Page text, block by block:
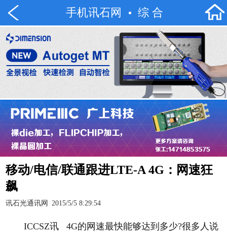
手机讯石网 综 合
移动/电信/联通跟进LTE-A 4G：网速狂
飙
讯石光通讯网 2015/5/5 8:29:54
ICCSZ讯 4G的网速最快能够达到多少?很多人说